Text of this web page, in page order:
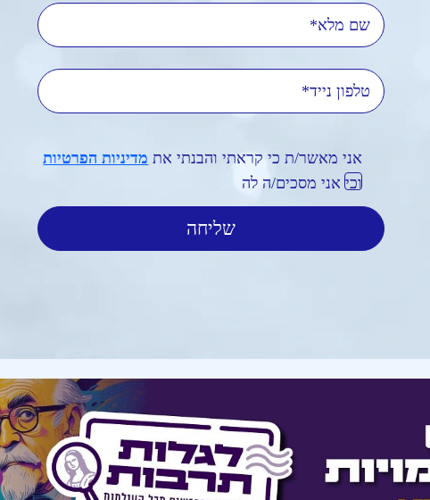
שם מלא
טלפון נייד
אני מאשר/ת כי קראתי והבנתי את מדיניות הפרטיות
וכי אני מסכים/ה לה
הרשמה לניוזלטר ולקבלת מסרון